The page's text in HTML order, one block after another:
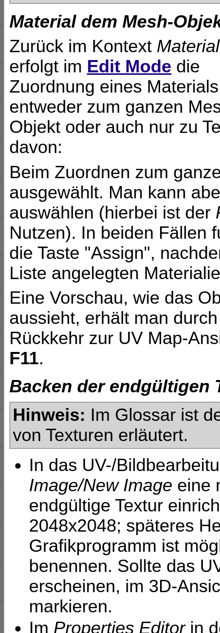
Material dem Mesh-
Zurück im Kontext Material
erfolgt im Edit Mode die
Zuordnung eines Materials
entweder zum ganzen
Objekt oder auch nur zu
davon:
Beim Zuordnen zum
ausgewählt. Man kann
auswählen (hierbei ist der
Nutzen). In beiden Fällen
die Taste "Assign",
Liste angelegten
Eine Vorschau, wie das
aussieht, erhält man
Rückkehr zur UV Map-
F11.
Backen der endgültigen
Hinweis: Im Glossar ist
von Texturen erläutert.
In das UV-/
Image/New Image eine
endgültige Textur
2048x2048; späteres
Grafikprogramm ist
benennen. Sollte das
erscheinen, im 3D-
markieren.
Im Properties Editorin